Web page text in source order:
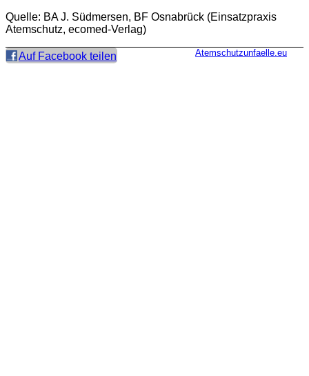
Quelle: BA J. Südmersen, BF Osnabrück (Einsatzpraxis
Atemschutz, ecomed-Verlag)
Auf Facebook teilen Atemschutzunfaelle.eu